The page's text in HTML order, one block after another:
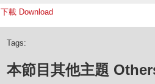
下載 Download
Tags:
本節目其他主題